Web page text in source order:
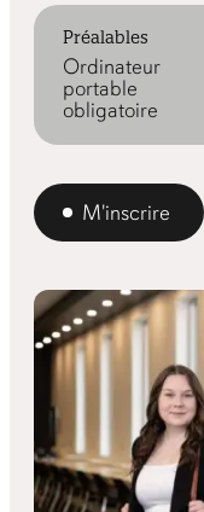
Préalables
Ordinateur
portable
obligatoire
M'inscrire